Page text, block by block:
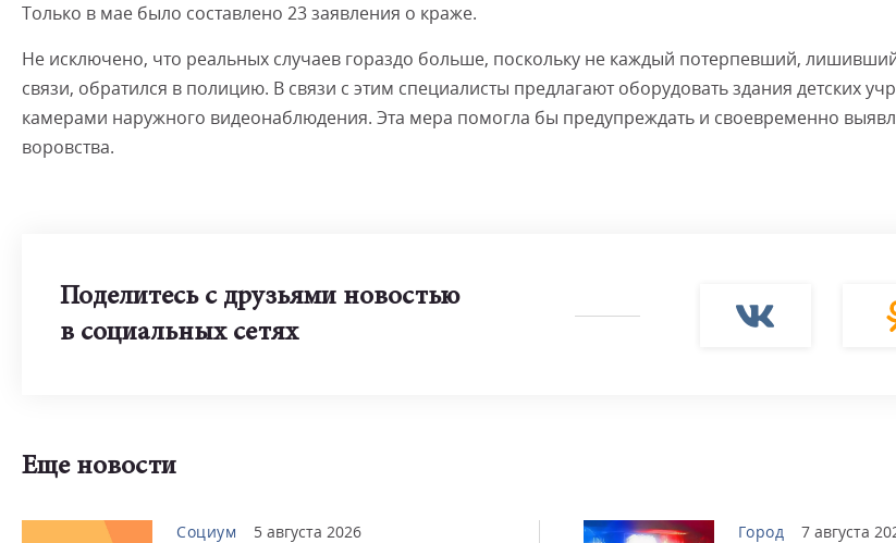
Только в мае было составлено 23 заявления о краже.
Не исключено, что реальных случаев гораздо больше, поскольку не каждый потерпевший,
связи, обратился в полицию. В связи с этим специалисты предлагают оборудовать здания детских
камерами наружного видеонаблюдения. Эта мера помогла бы предупреждать и своевременно
воровства.
Поделитесь с друзьями новостью
в социальных сетях
Еще новости
Социум 5 августа 2026 Город 7 августа